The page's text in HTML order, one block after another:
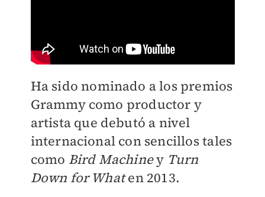
Ha sido nominado a los premios
Grammy como productor y
artista que debutó a nivel
internacional con sencillos tales
como Bird Machiney Turn
Down for Whaten 2013.